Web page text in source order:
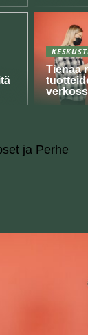
Tienaa
ja Perhe